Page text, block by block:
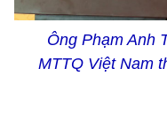
Ông Phạm Anh
MTTQ Việt Nam